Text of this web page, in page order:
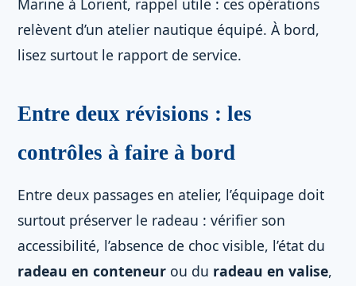
Marine à Lorient, rappel utile : ces opérations
relèvent d’un atelier nautique équipé. À bord,
lisez surtout le rapport de service.
Entre deux révisions : les
contrôles à faire à bord
Entre deux passages en atelier, l’équipage doit
surtout préserver le radeau : vérifier son
accessibilité, l’absence de choc visible, l’état du
radeau en conteneur ou du radeau en valise,